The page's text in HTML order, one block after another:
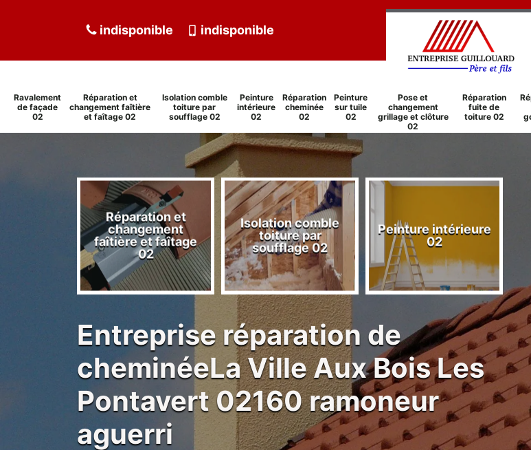
indisponible indisponible
Ravalement
de façade
02
Réparation et
changement faîtière
et faîtage 02
Isolation comble
toiture par
soufflage 02
Peinture
intérieure
02
Réparation
cheminée
02
Peinture
sur tuile
02
Pose et
changement
grillage et clôture
02
Réparation
fuite de
toiture 02
Réparation et
changement
faîtière et faîtage
02
Isolation comble
toiture par
soufflage 02
Peinture intérieure
02
Entreprise réparation de
cheminéeLa Ville Aux Bois Les
Pontavert 02160 ramoneur
aguerri